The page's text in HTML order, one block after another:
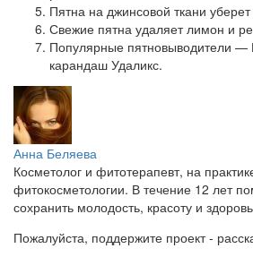
Пятна на джинсовой ткани
Свежие пятна удаляет лимон и
Популярные пятновыводители
карандаш Удаликс.
Анна Беляева
Косметолог и фитотерапевт, на
фитокосметологии. В течение 12 лет
сохранить молодость, красоту и
Пожалуйста, поддержите проект -